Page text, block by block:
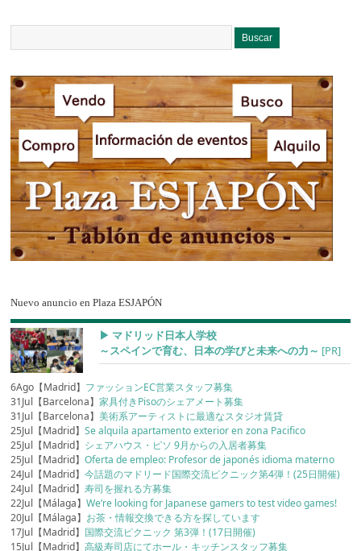
Nuevo anuncio en Plaza ESJAPÓN
▶︎ マドリッド日本人学校
～スペインで育む、日本の学びと未来への力～ [PR]
6Ago【Madrid】 ファッションEC営業スタッフ募集
31Jul【Barcelona】家具付きPisoのシェアメート募集
31Jul【Barcelona】美術系アーティストに最適なスタジオ賃貸
25Jul【Madrid】Se alquila apartamento exterior en zona Pacifico
25Jul【Madrid】 シェアハウス・ピソ 9月からの入居者募集
25Jul【Madrid】Oferta de empleo: Profesor de japonés idioma materno
24Jul【Madrid】今話題のマドリード国際交流ピクニック第4弾！(25日開催)
24Jul【Madrid】寿司を握れる方募集
22Jul【Málaga】We’re looking for Japanese gamers to test video games!
20Jul【Málaga】 お茶・情報交換できる方を探しています
17Jul【Madrid】 国際交流ピクニック 第3弾！(17日開催)
15Jul【Madrid】高級寿司店にてホール・キッチンスタッフ募集